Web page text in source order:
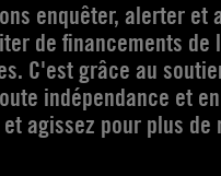
enquêter, alerter et
de financements de
C'est grâce au
indépendance et
agissez pour plus de